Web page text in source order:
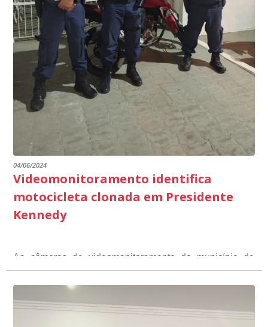
escuta pública tudo o que está sendo feito pela
Educação em Presidente Kennedy.
multidisciplinar, o projeto Kennedy Educa Mais, entre
outros) são todos voltados para o desenvolvimento total
dos educandos. Tudo isso também foi demonstrado ao
Ministério Público através de depoimentos
emocionantes de pais e professores no decorrer da
escuta pública.
destacando ainda mais o compromisso de todos em
promover uma atuação coordenada, integrada e
dialogada em prol do desenvolvimento educacional.
04/06/2024
Videomonitoramento identifica
motocicleta clonada em Presidente
Kennedy
As câmeras de videomonitoramento do município de
Presidente Kennedy identificaram neste fim de semana,
01 de junho, uma motocicleta com indícios de
adulteração, imediatamente, a central de
videomonitoramento acionou a Guarda Civil Municipal,
Durante a abordagem a adulteração foi comprovada,
através da conferência do Chassi, a motocicleta, bem